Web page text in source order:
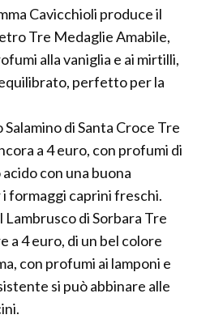
Cavicchioli produce il
Tre Medaglie Amabile,
alla vaniglia e ai mirtilli,
perfetto per la
di Santa Croce Tre
a 4 euro, con profumi di
con una buona
formaggi caprini freschi.
Lambrusco di Sorbara Tre
a 4 euro, di un bel colore
con profumi ai lamponi e
si può abbinare alle